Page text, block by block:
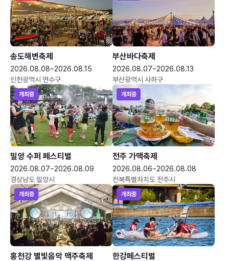
송도해변축제
2026.08.08~2026.08.15
인천광역시 연수구
부산바다축제
2026.08.07~2026.08.13
부산광역시 사하구
개최중
밀양 수퍼 페스티벌
2026.08.07~2026.08.09
경상남도 밀양시
개최중
전주 가맥축제
2026.08.06~2026.08.08
전북특별자치도 전주시
개최중
홍천강 별빛음악 맥주축제
개최중
한강페스티벌